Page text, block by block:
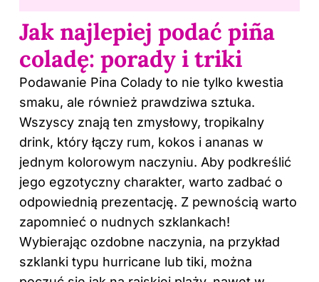
Jak najlepiej podać piña
coladę: porady i triki
Podawanie Pina Colady to nie tylko kwestia
smaku, ale również prawdziwa sztuka.
Wszyscy znają ten zmysłowy, tropikalny
drink, który łączy rum, kokos i ananas w
jednym kolorowym naczyniu. Aby podkreślić
jego egzotyczny charakter, warto zadbać o
odpowiednią prezentację. Z pewnością warto
zapomnieć o nudnych szklankach!
Wybierając ozdobne naczynia, na przykład
szklanki typu hurricane lub tiki, można